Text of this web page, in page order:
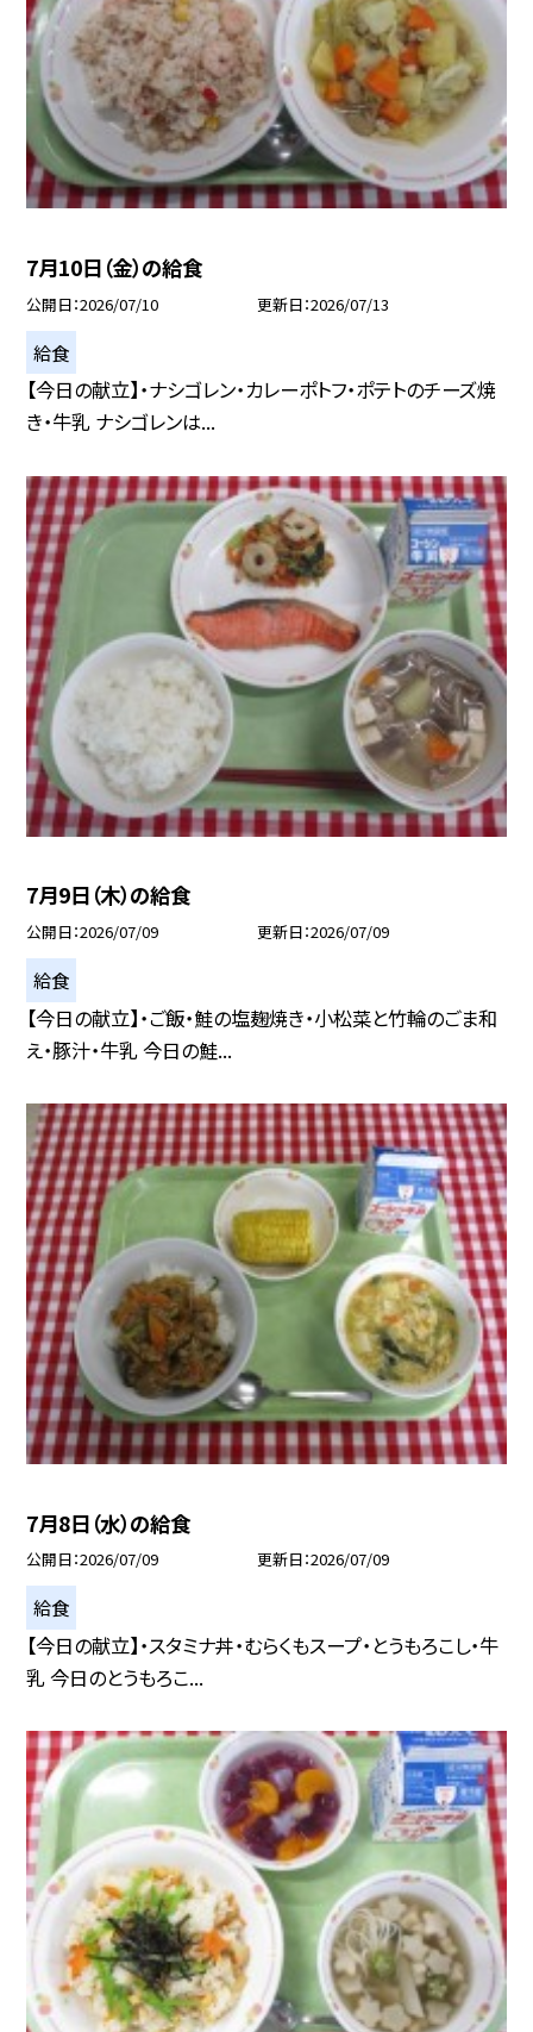
7月10日（金）の給食
公開日 2026/07/10 更新日 2026/07/13
給食
【今日の献立】・ナシゴレン・カレーポトフ・ポテトのチーズ焼
き・牛乳 ナシゴレンは...
7月9日（木）の給食
公開日 2026/07/09 更新日 2026/07/09
給食
【今日の献立】・ご飯・鮭の塩麹焼き・小松菜と竹輪のごま和
え・豚汁・牛乳 今日の鮭...
7月8日（水）の給食
公開日 2026/07/09 更新日 2026/07/09
給食
【今日の献立】・スタミナ丼・むらくもスープ・とうもろこし・牛
乳 今日のとうもろこ...